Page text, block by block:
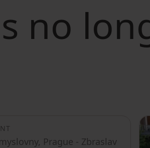
no
Prague - Zbraslav